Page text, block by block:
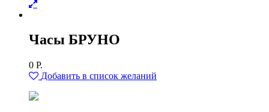
Часы БРУНО
0 Р.
Добавить в список желаний